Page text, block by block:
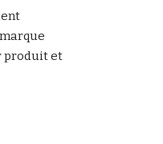
produit et